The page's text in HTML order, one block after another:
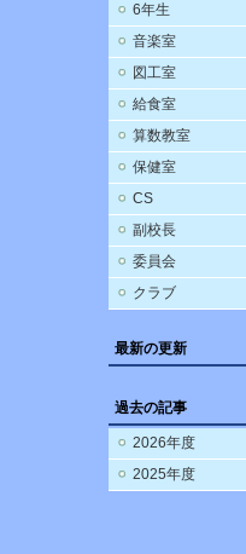
6年生
音楽室
図工室
給食室
算数教室
保健室
CS
副校長
委員会
クラブ
最新の更新
過去の記事
2026年度
2025年度